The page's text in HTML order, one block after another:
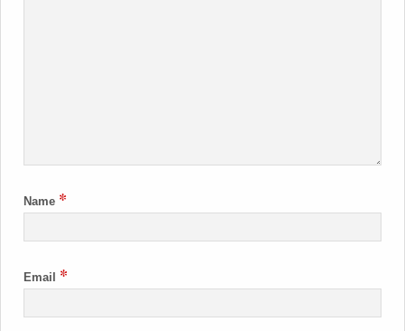
Name *
Email *